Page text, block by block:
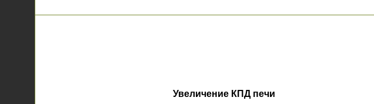
Увеличение КПД печи